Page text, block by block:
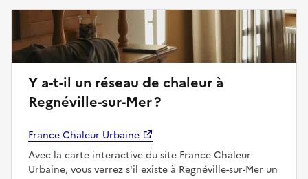
Y a-t-il un réseau de chaleur à
Regnéville-sur-Mer ?
France Chaleur Urbaine
Avec la carte interactive du site France Chaleur
Urbaine, vous verrez s'il existe à Regnéville-sur-Mer un